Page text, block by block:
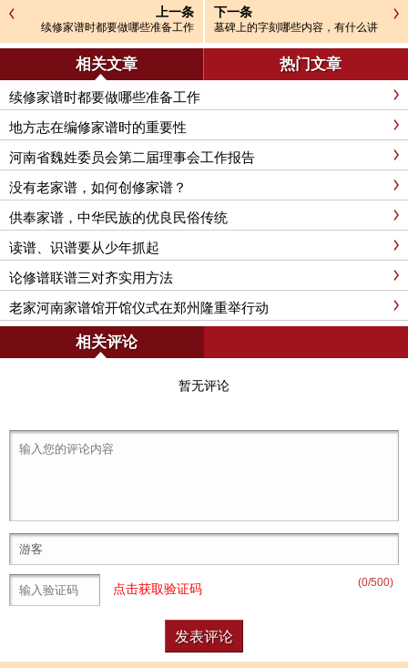
上一条
续修家谱时都要做哪些准备工作
下一条
墓碑上的字刻哪些内容，有什么讲
究，怎么刻
相关文章 热门文章
续修家谱时都要做哪些准备工作
地方志在编修家谱时的重要性
河南省魏姓委员会第二届理事会工作报告
没有老家谱，如何创修家谱？
供奉家谱，中华民族的优良民俗传统
读谱、识谱要从少年抓起
论修谱联谱三对齐实用方法
老家河南家谱馆开馆仪式在郑州隆重举行动
相关评论
暂无评论
(0/500)
点击获取验证码